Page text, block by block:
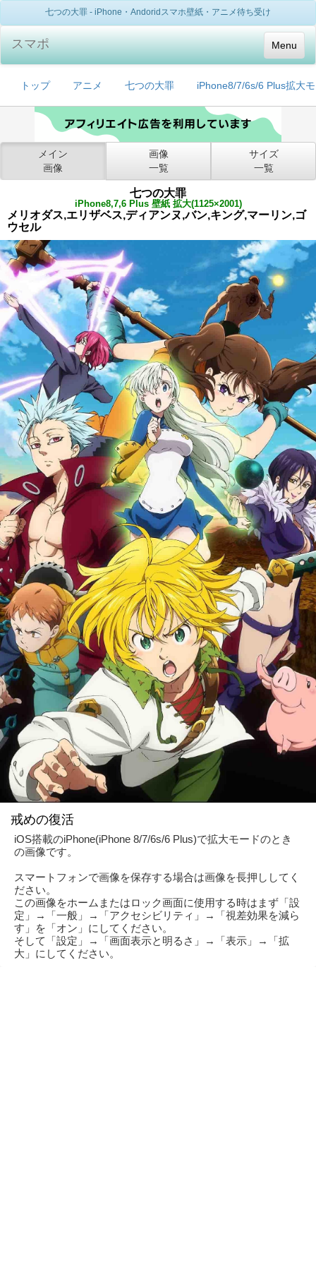
七つの大罪 - iPhone・Andoridスマホ壁紙・アニメ待ち受け
Menu
スマポ
トップ アニメ 七つの大罪 iPhone8/7/6s/6 Plus拡大
メイン
画像
画像
一覧
サイズ
一覧
七つの大罪
iPhone8,7,6 Plus 壁紙 拡大(1125×2001)
メリオダス,エリザベス,ディアンヌ,バン,キング,マーリン,ゴ
ウセル
戒めの復活
iOS搭載のiPhone(iPhone 8/7/6s/6 Plus)で拡大モードのとき
の画像です。
スマートフォンで画像を保存する場合は画像を長押ししてく
ださい。
この画像をホームまたはロック画面に使用する時はまず「設
定」→「一般」→「アクセシビリティ」→「視差効果を減ら
す」を「オン」にしてください。
そして「設定」→「画面表示と明るさ」→「表示」→「拡
大」にしてください。